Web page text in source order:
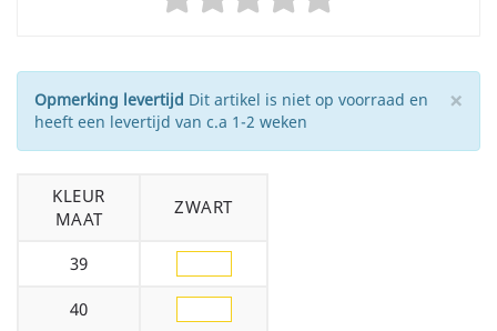
×
Opmerking levertijd Dit artikel is niet op voorraad en
heeft een levertijd van c.a 1-2 weken
KLEUR
MAAT
ZWART
39
40